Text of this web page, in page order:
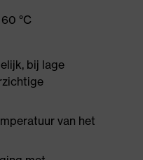
°C
bij lage
van het